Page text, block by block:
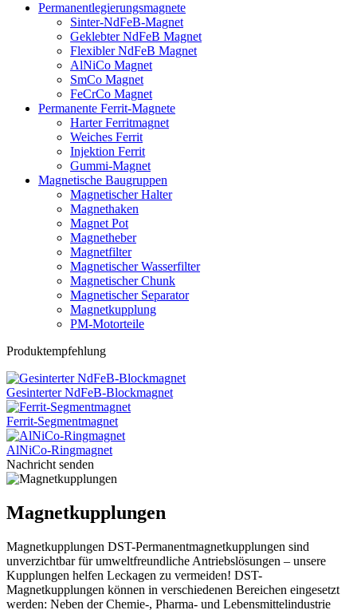
Permanentlegierungsmagnete
Sinter-NdFeB-Magnet
Geklebter NdFeB Magnet
Flexibler NdFeB Magnet
AlNiCo Magnet
SmCo Magnet
FeCrCo Magnet
Permanente Ferrit-Magnete
Harter Ferritmagnet
Weiches Ferrit
Injektion Ferrit
Gummi-Magnet
Magnetische Baugruppen
Magnetischer Halter
Magnethaken
Magnet Pot
Magnetheber
Magnetfilter
Magnetischer Wasserfilter
Magnetischer Chunk
Magnetischer Separator
Magnetkupplung
PM-Motorteile
Produktempfehlung
Gesinterter NdFeB-Blockmagnet
Ferrit-Segmentmagnet
AlNiCo-Ringmagnet
Nachricht senden
Magnetkupplungen
Magnetkupplungen DST-Permanentmagnetkupplungen sind
unverzichtbar für umweltfreundliche Antriebslösungen – unsere
Kupplungen helfen Leckagen zu vermeiden! DST-
Magnetkupplungen können in verschiedenen Bereichen eingesetzt
werden: Neben der Chemie-, Pharma- und Lebensmittelindustrie